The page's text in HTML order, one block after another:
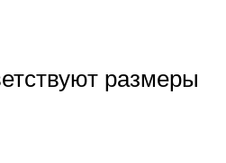
размеры